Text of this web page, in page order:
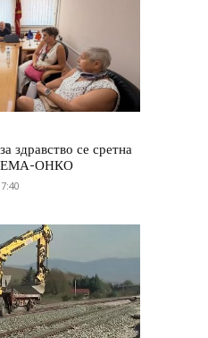
здравство се сретна
ХЕМА-ОНКО